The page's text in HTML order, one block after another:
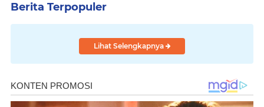
Berita Terpopuler
Lihat Selengkapnya